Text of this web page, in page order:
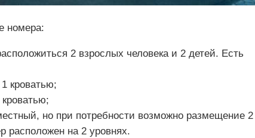
номера:
2 взрослых человека и 2 детей. Есть
кроватью;
но при потребности возможно размещение 2
расположен на 2 уровнях.